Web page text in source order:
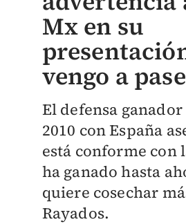
Mx en su
vengo a
El defensa
2010 con España
está conforme con
ha ganado hasta
quiere cosechar
Rayados.